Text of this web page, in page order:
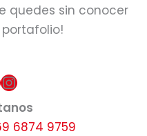
quedes sin conocer
Instagram
6874 9759